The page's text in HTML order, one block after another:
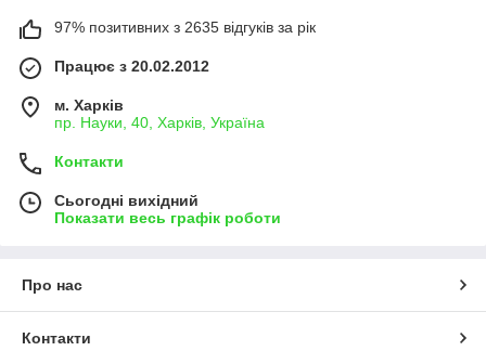
97% позитивних з 2635 відгуків за рік
Працює з 20.02.2012
м. Харків
пр. Науки, 40, Харків, Україна
Контакти
Сьогодні вихідний
Показати весь графік роботи
Про нас
Контакти